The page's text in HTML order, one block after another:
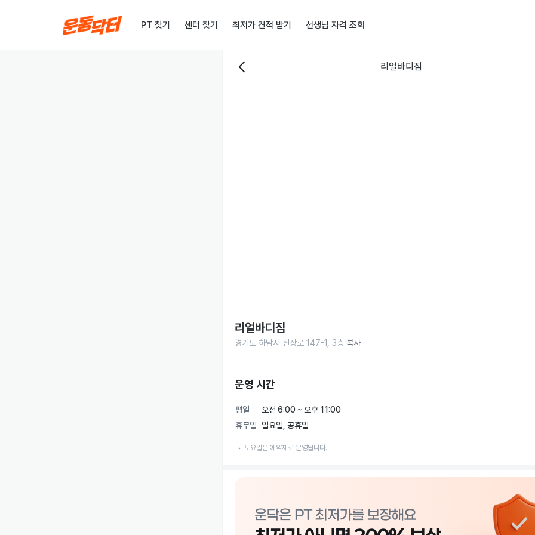
PT 찾기 센터 찾기 최저가 견적 받기 선생님 자격 조회
리얼바디짐
리얼바디짐
경기도 하남시 신장로 147-1, 3층 복사
운영 시간
평일
오전 6:00 ~ 오후 11:00
휴무일
일요일, 공휴일
토요일은 예약제로 운영됩니다.